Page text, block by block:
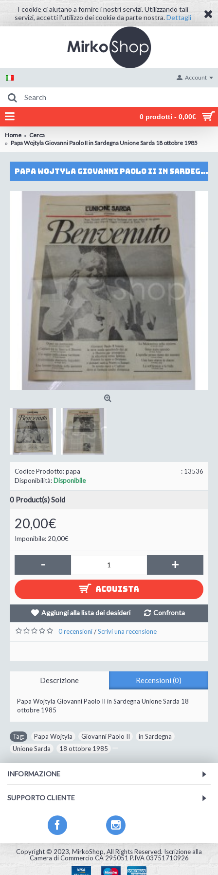
I cookie ci aiutano a fornire i nostri servizi. Utilizzando tali
servizi, accetti l'utilizzo dei cookie da parte nostra.Dettagli
0 prodotti - 0,00€
Account
Home
Cerca
Papa Wojtyla Giovanni Paolo II in Sardegna Unione Sarda 18 ottobre 1985
Papa Wojtyla Giovanni Paolo II in Sardegna Unione Sarda 18 ottobre 1985
: 13536
Codice Prodotto:papa
Disponibilità:Disponibile
0 Product(s) Sold
20,00€
Imponibile: 20,00€
- +
ACQUISTA
Aggiungi alla lista dei desideri Confronta
0 recensioni/Scrivi una recensione
Descrizione Recensioni (0)
Papa Wojtyla Giovanni Paolo II in Sardegna Unione Sarda 18
ottobre 1985
Tag: Papa Wojtyla Giovanni Paolo II in Sardegna
Unione Sarda
18 ottobre 1985
INFORMAZIONE
SUPPORTO CLIENTE
Copyright © 2023, MirkoShop, All Rights Reserved. Iscrizione alla
Camera di Commercio CA 295051 P.IVA 03751710926